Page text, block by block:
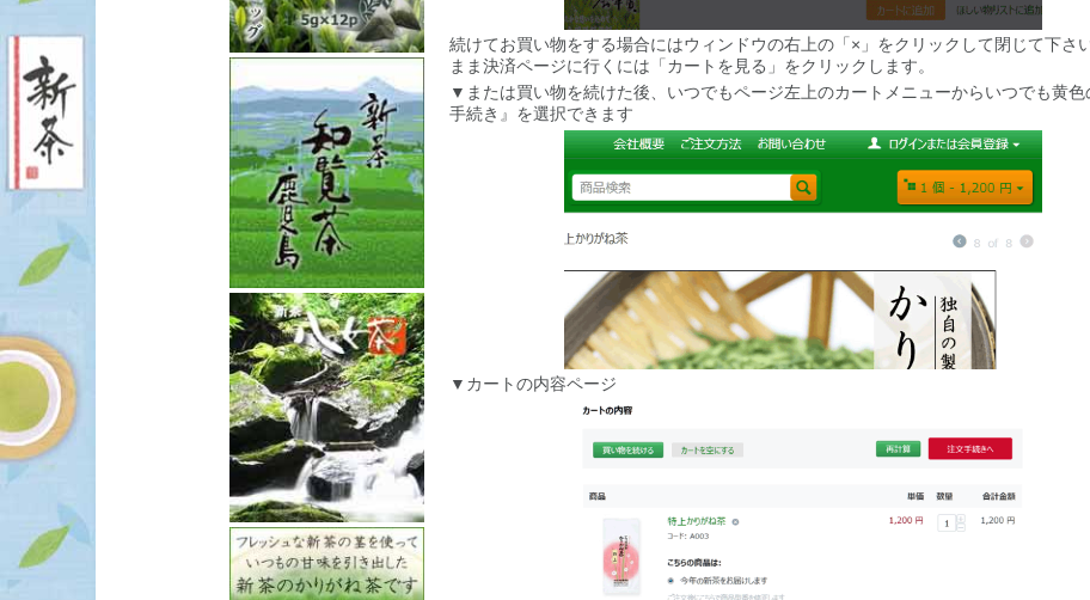
続けてお買い物をする場合にはウィンドウの右上の「×」をクリックして閉じて下さ
まま決済ページに行くには「カートを見る」をクリックします。
▼または買い物を続けた後、いつでもページ左上のカートメニューからいつでも黄色
手続き』を選択できます
▼カートの内容ページ